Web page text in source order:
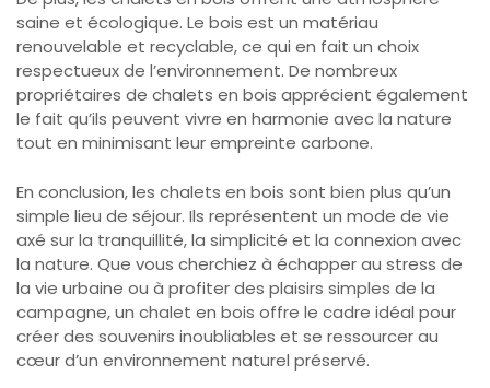
saine et écologique. Le bois est un matériau
renouvelable et recyclable, ce qui en fait un choix
respectueux de l’environnement. De nombreux
propriétaires de chalets en bois apprécient également
le fait qu’ils peuvent vivre en harmonie avec la nature
tout en minimisant leur empreinte carbone.
En conclusion, les chalets en bois sont bien plus qu’un
simple lieu de séjour. Ils représentent un mode de vie
axé sur la tranquillité, la simplicité et la connexion avec
la nature. Que vous cherchiez à échapper au stress de
la vie urbaine ou à profiter des plaisirs simples de la
campagne, un chalet en bois offre le cadre idéal pour
créer des souvenirs inoubliables et se ressourcer au
cœur d’un environnement naturel préservé.